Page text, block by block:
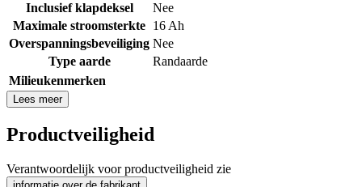
Inclusief klapdeksel
Nee
Maximale stroomsterkte 16 Ah
Overspanningsbeveiliging Nee
Type aarde
Randaarde
Milieukenmerken
Lees meer
Productveiligheid
Verantwoordelijk voor productveiligheid zie